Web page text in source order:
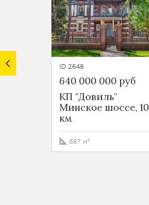
ID 2648
640 000 000 руб
КП "Довиль"
Минское шоссе, 10
км
687 м²